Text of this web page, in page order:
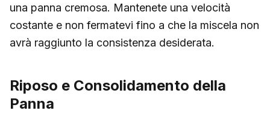
una panna cremosa. Mantenete una velocità
costante e non fermatevi fino a che la miscela non
avrà raggiunto la consistenza desiderata.
Riposo e Consolidamento della
Panna